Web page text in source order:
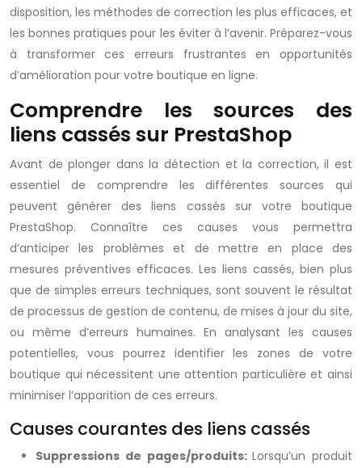
disposition, les méthodes de correction les plus efficaces, et
les bonnes pratiques pour les éviter à l’avenir. Préparez-vous
à transformer ces erreurs frustrantes en opportunités
d’amélioration pour votre boutique en ligne.
Comprendre les sources des
liens cassés sur PrestaShop
Avant de plonger dans la détection et la correction, il est
essentiel de comprendre les différentes sources qui
peuvent générer des liens cassés sur votre boutique
PrestaShop. Connaître ces causes vous permettra
d’anticiper les problèmes et de mettre en place des
mesures préventives efficaces. Les liens cassés, bien plus
que de simples erreurs techniques, sont souvent le résultat
de processus de gestion de contenu, de mises à jour du site,
ou même d’erreurs humaines. En analysant les causes
potentielles, vous pourrez identifier les zones de votre
boutique qui nécessitent une attention particulière et ainsi
minimiser l’apparition de ces erreurs.
Causes courantes des liens cassés
Suppressions de pages/produits:Lorsqu’un produit